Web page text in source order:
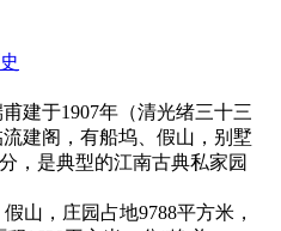
建于1907年（清光绪三十三
建阁，有船坞、假山，别墅
，是典型的江南古典私家园
山，庄园占地9788平方米，